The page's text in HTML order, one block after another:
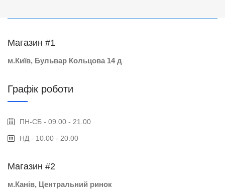
Магазин #1
м.Київ, Бульвар Кольцова 14 д
Графік роботи
ПН-СБ - 09.00 - 21.00
НД - 10.00 - 20.00
Магазин #2
м.Канів, Центральний ринок